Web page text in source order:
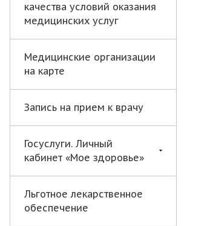
качества условий оказания
медицинских услуг
Медицинские организации
на карте
Запись на прием к врачу
Госуслуги. Личный
кабинет «Мое здоровье»
Льготное лекарственное
обеспечение